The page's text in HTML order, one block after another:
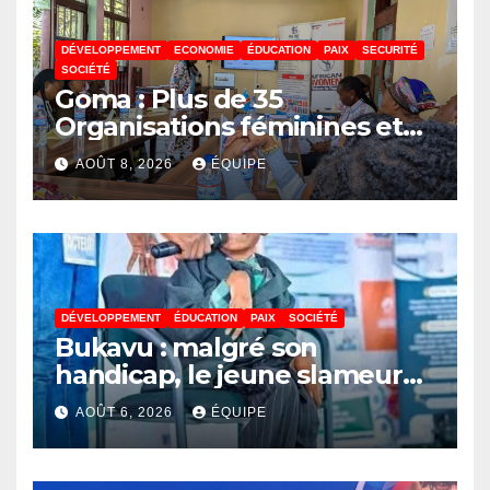
DÉVELOPPEMENT ECONOMIE ÉDUCATION PAIX
SECURITÉ
SOCIÉTÉ
Goma : Plus de 35
Organisations féminines et
associations des jeunes
réunies pour parler paix
AOÛT 8, 2026 ÉQUIPE
DÉVELOPPEMENT ÉDUCATION PAIX SOCIÉTÉ
Bukavu : malgré son
handicap, le jeune slameur
Akonkwa Kenyata Bernard
lance un appel à la solidarité
pour poursuivre ses études
AOÛT 6, 2026 ÉQUIPE